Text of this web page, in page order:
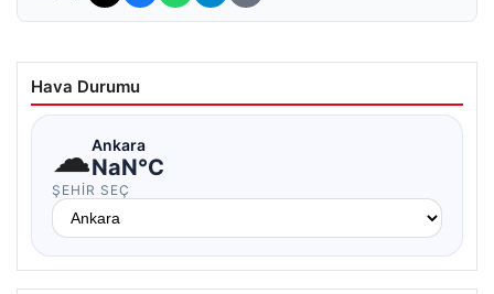
Hava Durumu
☁Ankara
NaN°C
ŞEHIR SEÇ